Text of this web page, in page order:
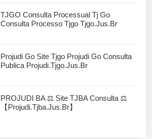
TJGO Consulta Processual Tj Go
Consulta Processo Tjgo Tjgo.jus.br
Projudi Go Site Tjgo Projudi Go Consulta
Publica Projudi.tjgo.jus.br
PROJUDI BA ⚖️ Site TJBA Consulta ⚖️
【projudi.tjba.jus.br】